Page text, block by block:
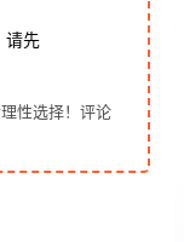
请先
性选择！评论